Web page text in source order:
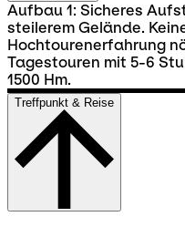
Aufbau 1: Sicheres
steilerem Gelände.
Hochtourenerfahrung
Tagestouren mit 5-6
1500 Hm.
Treffpunkt & Reise